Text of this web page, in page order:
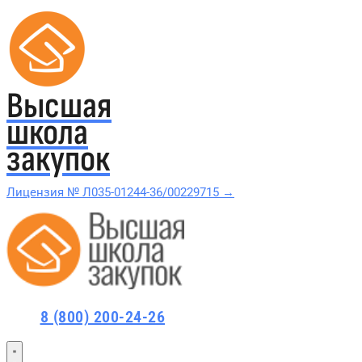
Высшая
школа
закупок
Лицензия № Л035-01244-36/00229715 →
Проверить в реестре Рособрнадзора →
Курсы по 44-ФЗ
8 (800) 200-24-26